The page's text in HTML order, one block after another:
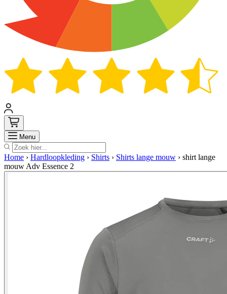
Menu Zoek
Home › Hardloopkleding › Shirts › Shirts lange mouw › shirt lange
mouw Adv Essence 2